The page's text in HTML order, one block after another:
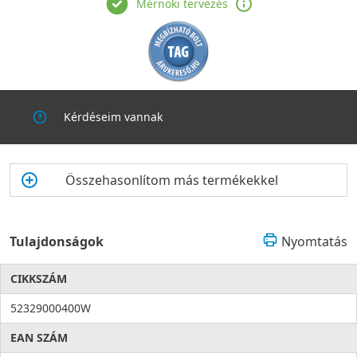
Mérnöki tervezés
Kérdéseim vannak
Összehasonlítom más termékekkel
Tulajdonságok Nyomtatás
CIKKSZÁM
52329000400W
EAN SZÁM